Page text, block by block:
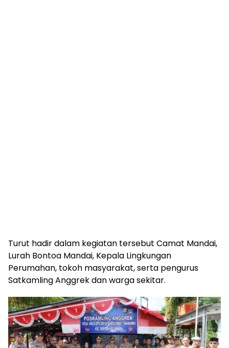
Turut hadir dalam kegiatan tersebut Camat Mandai,
Lurah Bontoa Mandai, Kepala Lingkungan
Perumahan, tokoh masyarakat, serta pengurus
Satkamling Anggrek dan warga sekitar.